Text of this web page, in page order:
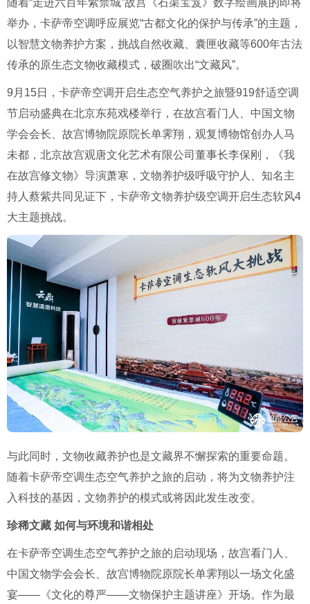
举办，卡萨帝空调 呼应展览“古都文化的保护与传承”的主题，
以智慧文物养护方案，挑战自然收藏、囊匣收藏等600年古法
传承的原生态文物收藏模式，破圈吹出“文藏风”。
9月15日，卡萨帝空调开启生态空气养护之旅暨919舒适空调
节启动盛典在北京东苑戏楼举行 ， 在故宫看门人、中国文物
学会会长、故宫博物院原院长单霁翔，观复博物馆创办人马
未都，北京故宫观唐文化艺术有限公司董事长李保刚，《我
在故宫修文物》导演萧寒，文物养护级呼吸守护人、知名主
持人蔡紫共同见证下，卡萨帝文物养护级空调开启生态软风4
大主题挑战。
与此同时，文物收藏养护也是文藏界不懈探索的重要命题。
随着卡萨帝空调生态空气养护之旅的启动，将为文物养护注
入科技的基因，文物养护的模式或将因此发生改变。
珍稀文藏 如何与环境和谐相处
在卡萨帝空调生态空气养护之旅的启动现场，故宫看门人、
中国文物学会会长、故宫博物院原院长单霁翔以一场文化盛
宴——《文化的尊严——文物保护主题讲座》开场。作为最